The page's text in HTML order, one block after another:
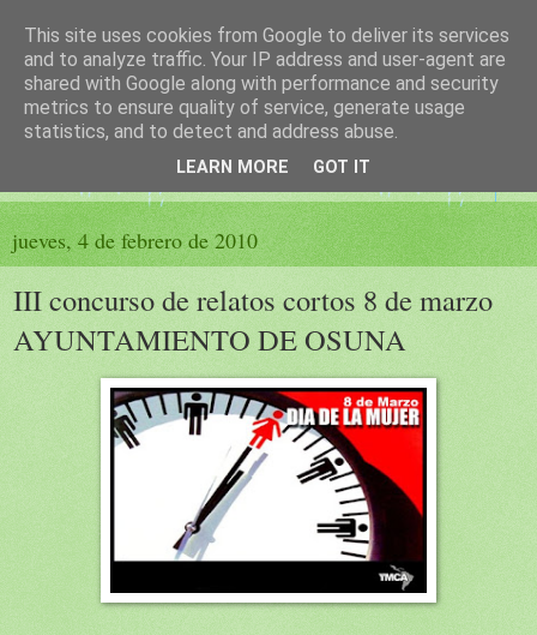
El sueño de las palabras
PÁGINA LITERARIA DE FELISA MORENO
jueves, 4 de febrero de 2010
III concurso de relatos cortos 8 de marzo
AYUNTAMIENTO DE OSUNA
This site uses cookies from Google to deliver its services
and to analyze traffic. Your IP address and user-agent are
shared with Google along with performance and security
metrics to ensure quality of service, generate usage
statistics, and to detect and address abuse.
LEARN MORE GOT IT